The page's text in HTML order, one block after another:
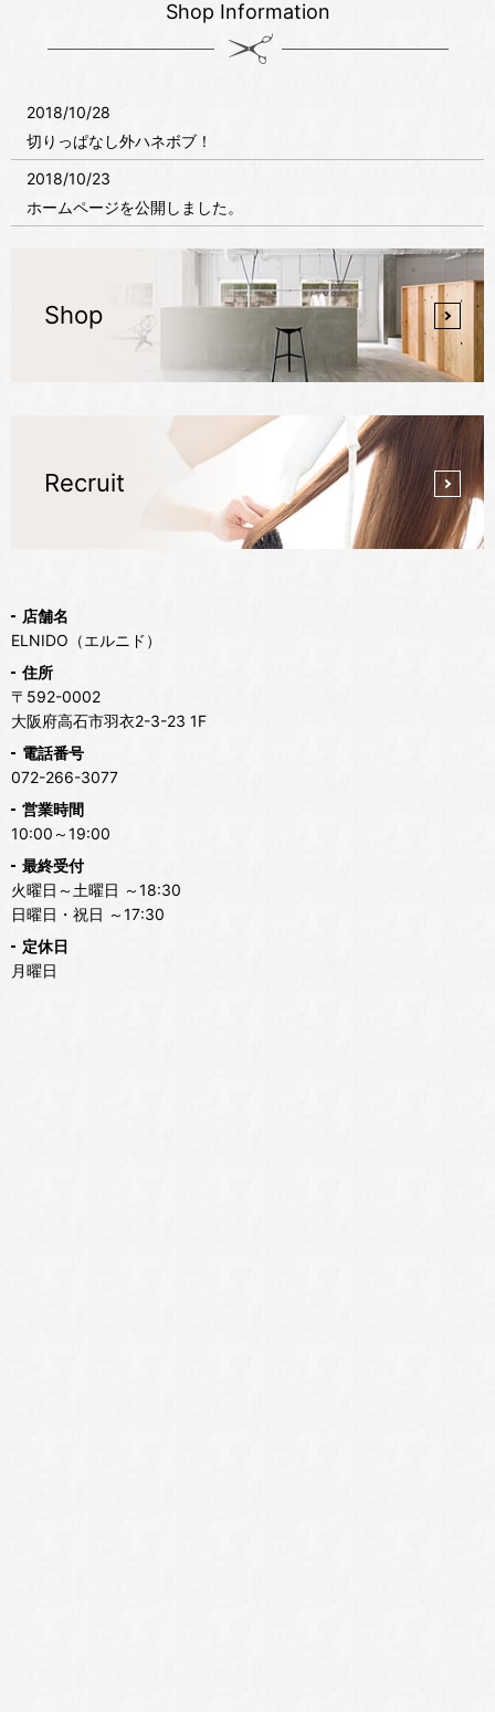
Shop Information
2018/10/28
切りっぱなし外ハネボブ！
2018/10/23
ホームページを公開しました。
Shop
Recruit
店舗名
ELNIDO（エルニド）
住所
〒592-0002
大阪府高石市羽衣2-3-23 1F
電話番号
072-266-3077
営業時間
10:00～19:00
最終受付
火曜日～土曜日 ～18:30
日曜日・祝日 ～17:30
定休日
月曜日